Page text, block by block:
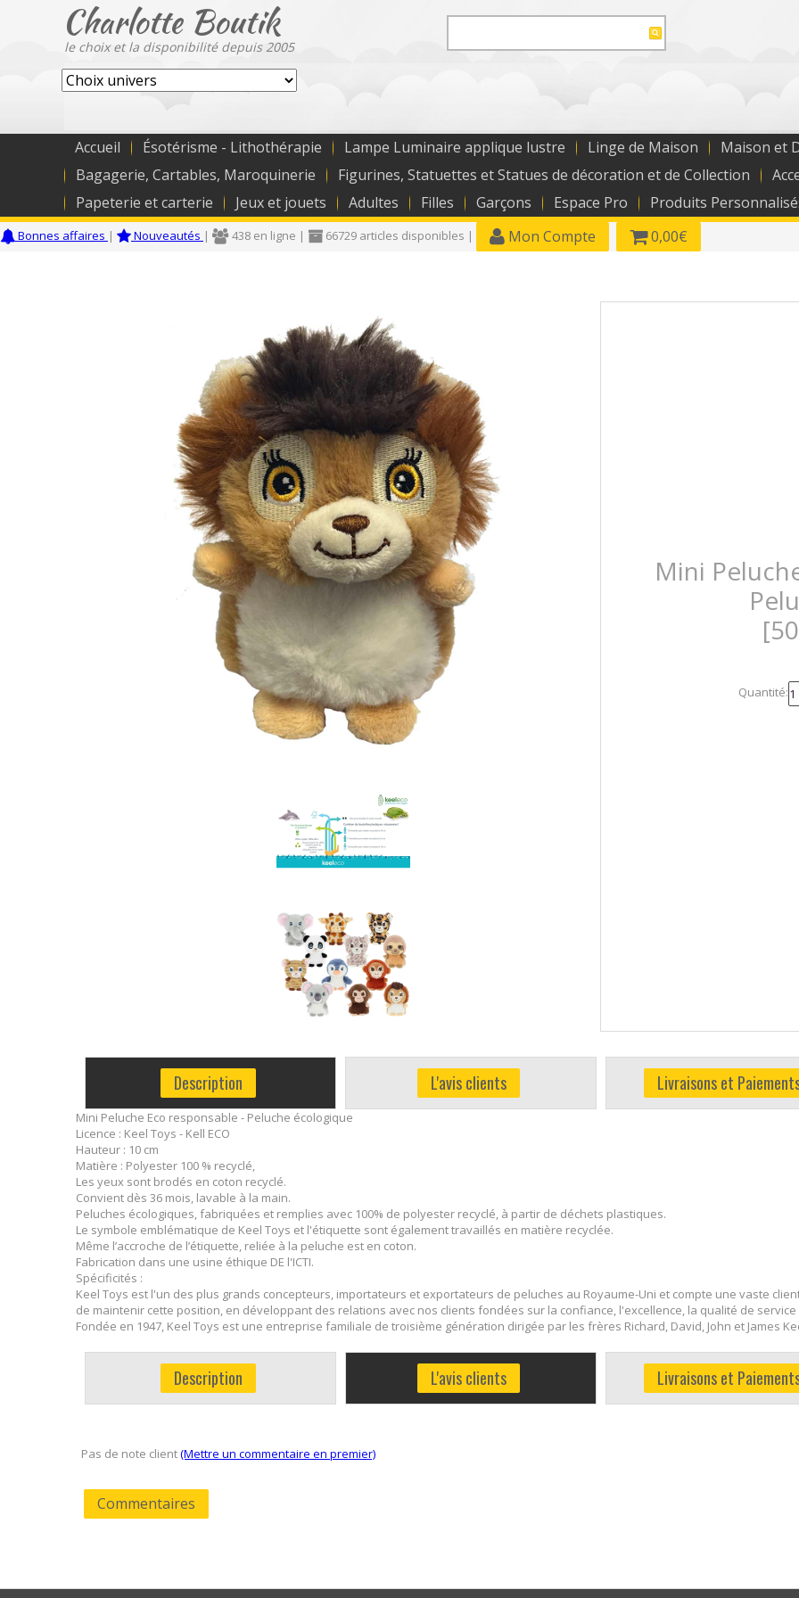
Charlotte Boutik
le choix et la disponibilité depuis 2005
Accueil Ésotérisme - Lithothérapie Lampe Luminaire applique lustre Linge de Maison Maison et
Bagagerie, Cartables, Maroquinerie
Figurines, Statuettes et Statues de décoration et de Collection
Papeterie et carterie
Jeux et jouets Adultes Filles Garçons Espace Pro Produits
Bonnes affaires | Nouveautés | 438 en ligne | 66729 articles disponibles | Mon Compte 0,00€
Mini
Quantité:
Description L'avis clients Livraisons et
Mini Peluche Eco responsable - Peluche écologique
Licence : Keel Toys - Kell ECO
Hauteur : 10 cm
Matière : Polyester 100 % recyclé,
Les yeux sont brodés en coton recyclé.
Convient dès 36 mois, lavable à la main.
Peluches écologiques, fabriquées et remplies avec 100% de polyester recyclé, à partir de déchets plastiques.
Le symbole emblématique de Keel Toys et l'étiquette sont également travaillés en matière recyclée.
Même l’accroche de l’étiquette, reliée à la peluche est en coton.
Fabrication dans une usine éthique DE l'ICTI.
Spécificités :
Keel Toys est l'un des plus grands concepteurs, importateurs et exportateurs de peluches au Royaume-Uni et compte une vaste
de maintenir cette position, en développant des relations avec nos clients fondées sur la confiance, l'excellence, la qualité de
Fondée en 1947, Keel Toys est une entreprise familiale de troisième génération dirigée par les frères Richard, David, John et James
Description L'avis clients Livraisons et
Pas de note client(Mettre un commentaire en premier)
Commentaires